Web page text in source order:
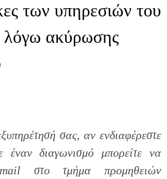
των υπηρεσιών του
λόγω ακύρωσης
σας, αν ενδιαφέρεστε
έναν διαγωνισμό μπορείτε να
στο τμήμα προμηθειών